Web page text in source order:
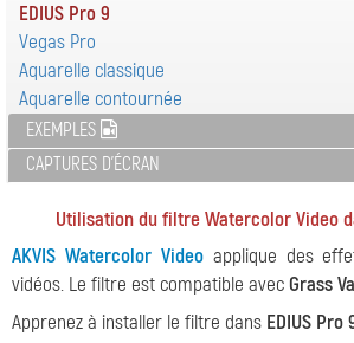
EDIUS Pro 9
Vegas Pro
Aquarelle classique
Aquarelle contournée
EXEMPLES
CAPTURES D'ÉCRAN
Utilisation du filtre Watercolor Video
AKVIS Watercolor Videoapplique des
vidéos. Le filtre est compatible avecGrass
Apprenez à installer le filtre dans EDIUS Pro